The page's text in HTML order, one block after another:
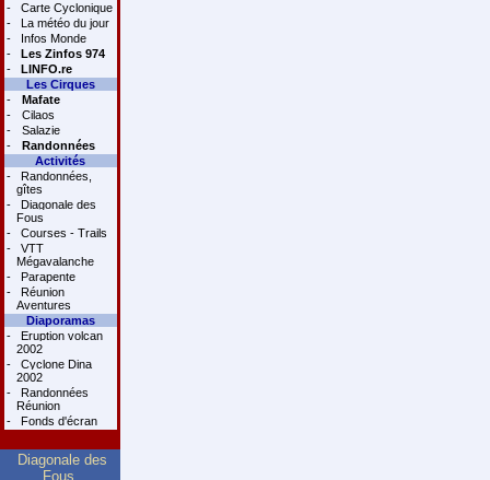
-
Carte Cyclonique
-
La météo du jour
-
Infos Monde
-
Les Zinfos 974
-
LINFO.re
Les Cirques
-
Mafate
-
Cilaos
-
Salazie
-
Randonnées
Activités
-
Randonnées,
gîtes
-
Diagonale des
Fous
-
Courses - Trails
-
VTT
Mégavalanche
-
Parapente
-
Réunion
Aventures
Diaporamas
-
Eruption volcan
2002
-
Cyclone Dina
2002
-
Randonnées
Réunion
-
Fonds d'écran
Diagonale des
Fous